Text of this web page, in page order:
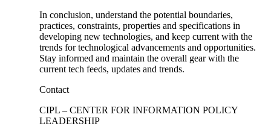
In conclusion, understand the potential ​boundaries,
practices, constraints, properties and specifications in⁤
developing new technologies, and keep current with the
trends for‍ technological advancements and opportunities.
Stay informed and maintain the overall gear with the⁤
current​ tech feeds, updates and trends.
Contact
CIPL – CENTER FOR INFORMATION POLICY
LEADERSHIP